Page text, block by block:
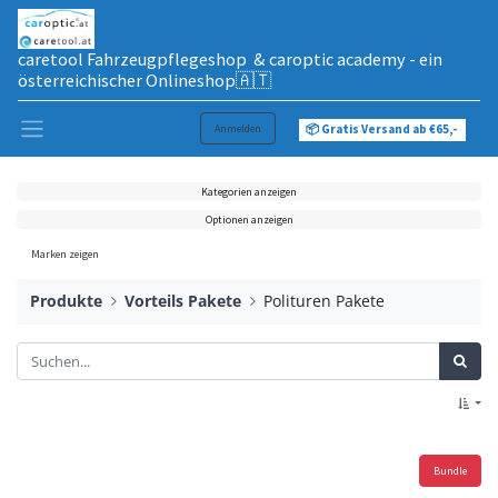
caretool Fahrzeugpflegeshop & caroptic academy - ein
österreichischer Onlineshop🇦🇹
Anmelden 📦 Gratis Versand ab €65,-
Kategorien anzeigen
Optionen anzeigen
Marken zeigen
Produkte Vorteils Pakete Polituren Pakete
Bundle